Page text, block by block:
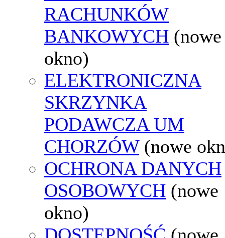
RACHUNKÓW
BANKOWYCH (nowe
okno)
ELEKTRONICZNA
SKRZYNKA
PODAWCZA UM
CHORZÓW (nowe
OCHRONA DANYCH
OSOBOWYCH (nowe
okno)